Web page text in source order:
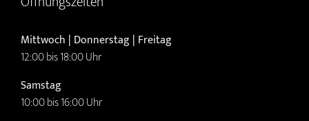
Mittwoch | Donnerstag | Freitag
12:00 bis 18:00 Uhr
Samstag
10:00 bis 16:00 Uhr